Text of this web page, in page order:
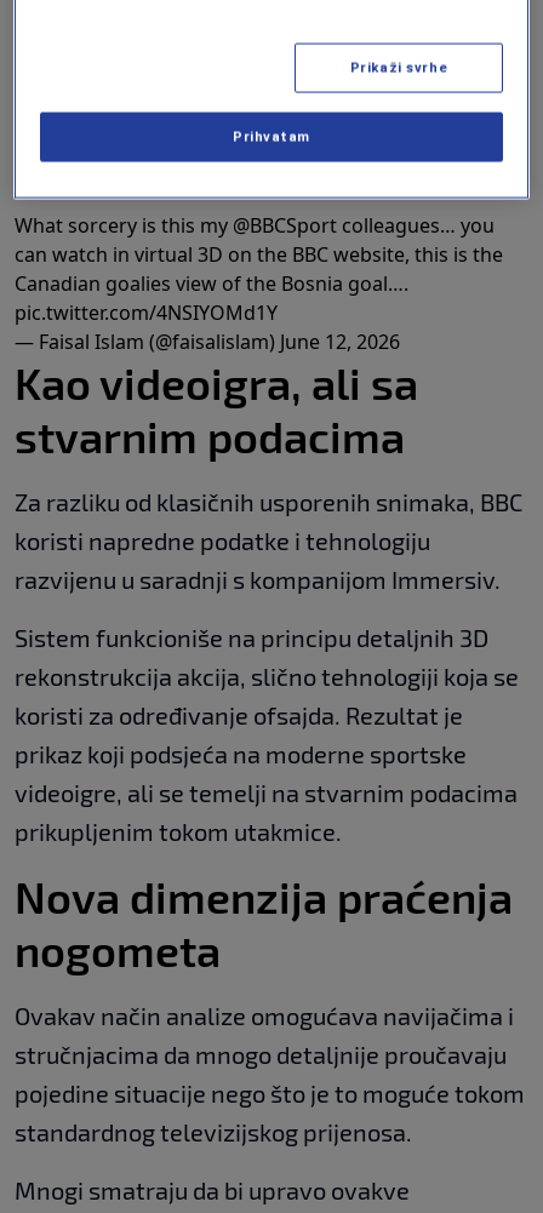
vremena imao za reakciju, kakav je bio
raspored njegovih saigrača u odbrani i koliko je
zahtjevna bila situacija koju je pokušao
zaustaviti.
What sorcery is this my @BBCSport colleagues… you
can watch in virtual 3D on the BBC website, this is the
Canadian goalies view of the Bosnia goal….
pic.twitter.com/4NSIYOMd1Y
— Faisal Islam (@faisalislam) June 12, 2026
Kao videoigra, ali sa
stvarnim podacima
Za razliku od klasičnih usporenih snimaka, BBC
koristi napredne podatke i tehnologiju
razvijenu u saradnji s kompanijom Immersiv.
Sistem funkcioniše na principu detaljnih 3D
rekonstrukcija akcija, slično tehnologiji koja se
koristi za određivanje ofsajda. Rezultat je
prikaz koji podsjeća na moderne sportske
videoigre, ali se temelji na stvarnim podacima
prikupljenim tokom utakmice.
Nova dimenzija praćenja
nogometa
Ovakav način analize omogućava navijačima i
stručnjacima da mnogo detaljnije proučavaju
pojedine situacije nego što je to moguće tokom
standardnog televizijskog prijenosa.
Mnogi smatraju da bi upravo ovakve
Prikaži svrhe
Prihvatam